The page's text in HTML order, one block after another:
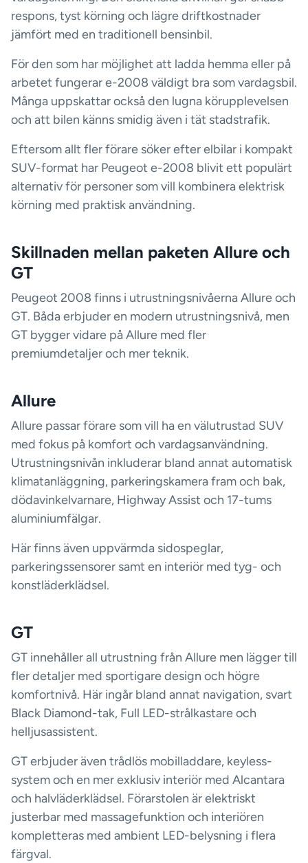
respons, tyst körning och lägre driftkostnader
jämfört med en traditionell bensinbil.
För den som har möjlighet att ladda hemma eller på
arbetet fungerar e-2008 väldigt bra som vardagsbil.
Många uppskattar också den lugna körupplevelsen
och att bilen känns smidig även i tät stadstrafik.
Eftersom allt fler förare söker efter elbilar i kompakt
SUV-format har Peugeot e-2008 blivit ett populärt
alternativ för personer som vill kombinera elektrisk
körning med praktisk användning.
Skillnaden mellan paketen Allure och
GT
Peugeot 2008 finns i utrustningsnivåerna Allure och
GT. Båda erbjuder en modern utrustningsnivå, men
GT bygger vidare på Allure med fler
premiumdetaljer och mer teknik.
Allure
Allure passar förare som vill ha en välutrustad SUV
med fokus på komfort och vardagsanvändning.
Utrustningsnivån inkluderar bland annat automatisk
klimatanläggning, parkeringskamera fram och bak,
dödavinkelvarnare, Highway Assist och 17-tums
aluminiumfälgar.
Här finns även uppvärmda sidospeglar,
parkeringssensorer samt en interiör med tyg- och
konstläderklädsel.
GT
GT innehåller all utrustning från Allure men lägger till
fler detaljer med sportigare design och högre
komfortnivå. Här ingår bland annat navigation, svart
Black Diamond-tak, Full LED-strålkastare och
helljusassistent.
GT erbjuder även trådlös mobilladdare, keyless-
system och en mer exklusiv interiör med Alcantara
och halvläderklädsel. Förarstolen är elektriskt
justerbar med massagefunktion och interiören
kompletteras med ambient LED-belysning i flera
färgval.